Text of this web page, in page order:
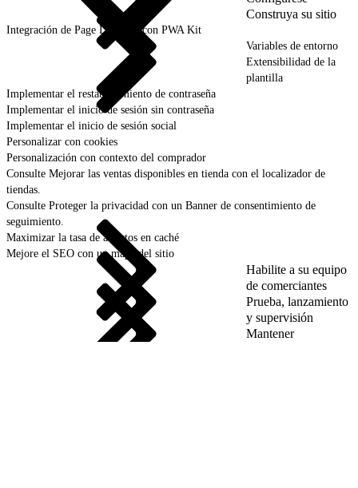
Construya su sitio
Integración de Page Designer con PWA Kit
Variables de entorno
Extensibilidad de la
plantilla
Implementar el restablecimiento de contraseña
Implementar el inicio de sesión sin contraseña
Implementar el inicio de sesión social
Personalizar con cookies
Personalización con contexto del comprador
Consulte Mejorar las ventas disponibles en tienda con el localizador de
tiendas.
Consulte Proteger la privacidad con un Banner de consentimiento de
seguimiento.
Maximizar la tasa de aciertos en caché
Mejore el SEO con un mapa del sitio
Habilite a su equipo
de comerciantes
Prueba, lanzamiento
y supervisión
Mantener